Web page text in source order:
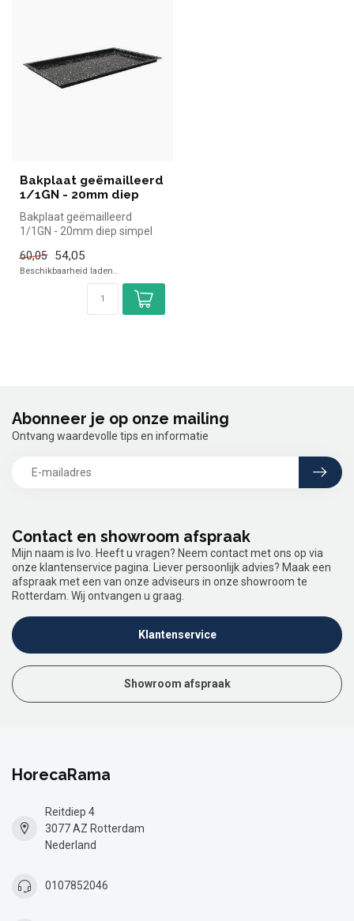
Bakplaat geëmailleerd
1/1GN - 20mm diep
Bakplaat geëmailleerd
1/1GN - 20mm diep simpel
horeca. ...
60,05 54,05
Beschikbaarheid laden..
Contact en showroom afspraak
Mijn naam is Ivo. Heeft u vragen? Neem contact met ons op via
onze klantenservice pagina. Liever persoonlijk advies? Maak een
afspraak met een van onze adviseurs in onze showroom te
Rotterdam. Wij ontvangen u graag.
Klantenservice
Showroom afspraak
Abonneer je op onze mailing
Ontvang waardevolle tips en informatie
HorecaRama
Reitdiep 4
3077 AZ Rotterdam
Nederland
0107852046